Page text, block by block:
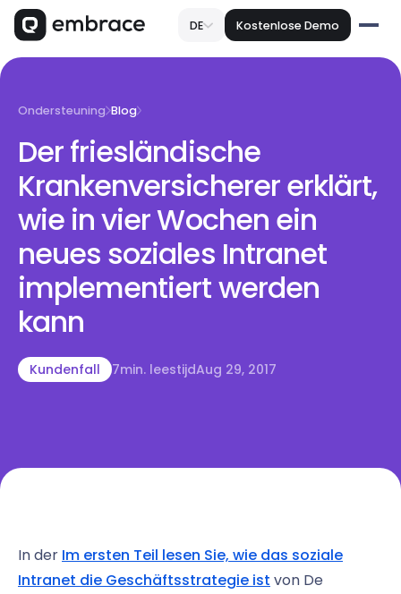
DE Kostenlose Demo
Ondersteuning Blog
Der friesländische
Krankenversicherer erklärt,
wie in vier Wochen ein
neues soziales Intranet
implementiert werden
kann
Kundenfall 7min. leestijdAug 29, 2017
In der Im ersten Teil lesen Sie, wie das soziale
Intranet die Geschäftsstrategie ist von De